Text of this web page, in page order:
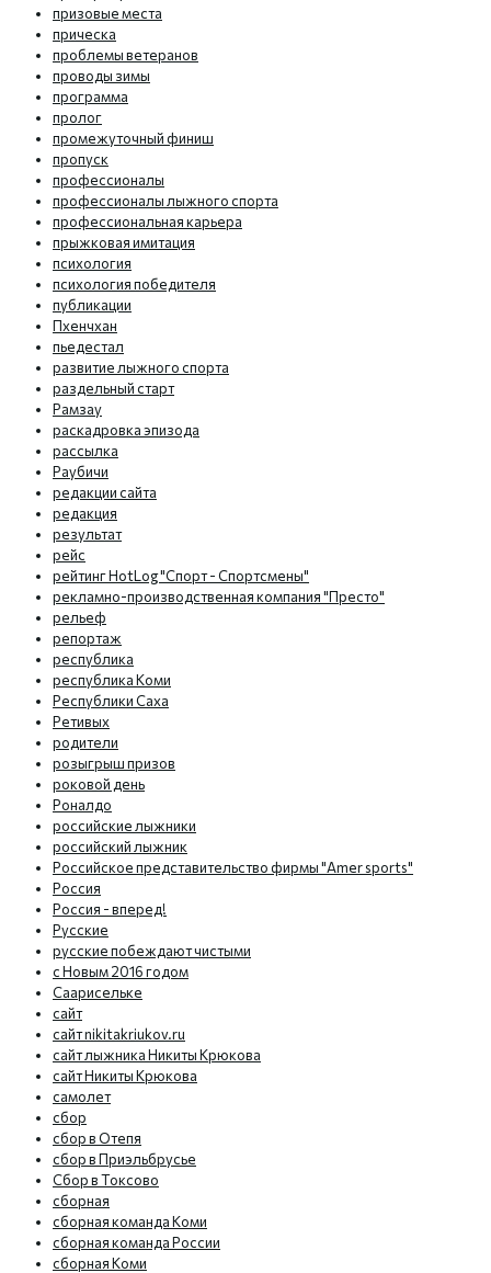
призовые места
прическа
проблемы ветеранов
проводы зимы
программа
пролог
промежуточный финиш
пропуск
профессионалы
профессионалы лыжного спорта
профессиональная карьера
прыжковая имитация
психология
психология победителя
публикации
Пхенчхан
пьедестал
развитие лыжного спорта
раздельный старт
Рамзау
раскадровка эпизода
рассылка
Раубичи
редакции сайта
редакция
результат
рейс
рейтинг HotLog "Спорт - Спортсмены"
рекламно-производственная компания "Престо"
рельеф
репортаж
республика
республика Коми
Республики Саха
Ретивых
родители
розыгрыш призов
роковой день
Роналдо
российские лыжники
российский лыжник
Российское представительство фирмы "Amer sports"
Россия
Россия - вперед!
Русские
русские побеждают чистыми
с Новым 2016 годом
Саарисельке
сайт
сайт nikitakriukov.ru
сайт лыжника Никиты Крюкова
сайт Никиты Крюкова
самолет
сбор
сбор в Отепя
сбор в Приэльбрусье
Сбор в Токсово
сборная
сборная команда Коми
сборная команда России
сборная Коми